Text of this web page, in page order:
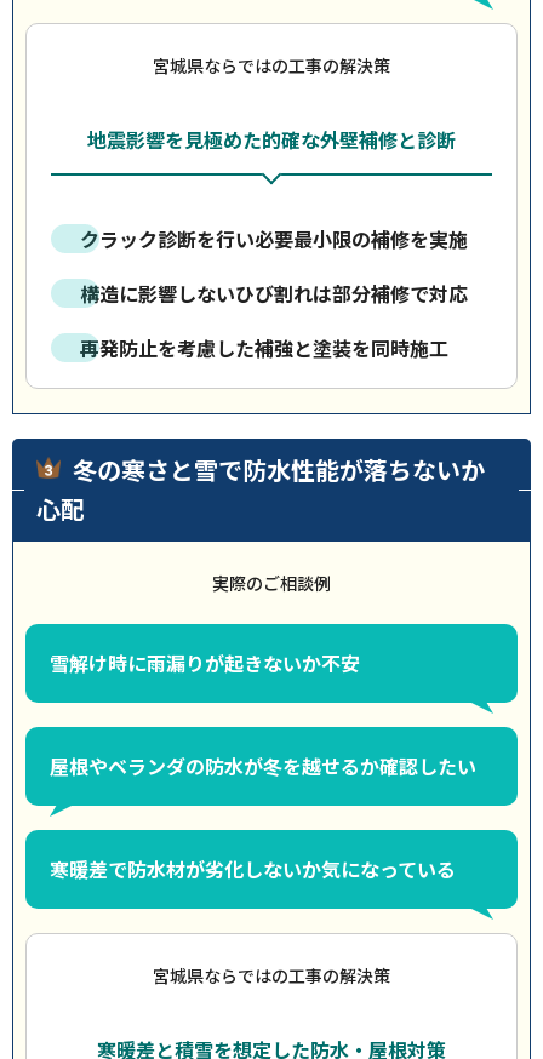
宮城県ならではの工事の解決策
地震影響を見極めた的確な外壁補修と診断
クラック診断を行い必要最小限の補修を実施
構造に影響しないひび割れは部分補修で対応
再発防止を考慮した補強と塗装を同時施工
冬の寒さと雪で防水性能が落ちないか
心配
実際のご相談例
雪解け時に雨漏りが起きないか不安
屋根やベランダの防水が冬を越せるか確認したい
寒暖差で防水材が劣化しないか気になっている
宮城県ならではの工事の解決策
寒暖差と積雪を想定した防水・屋根対策